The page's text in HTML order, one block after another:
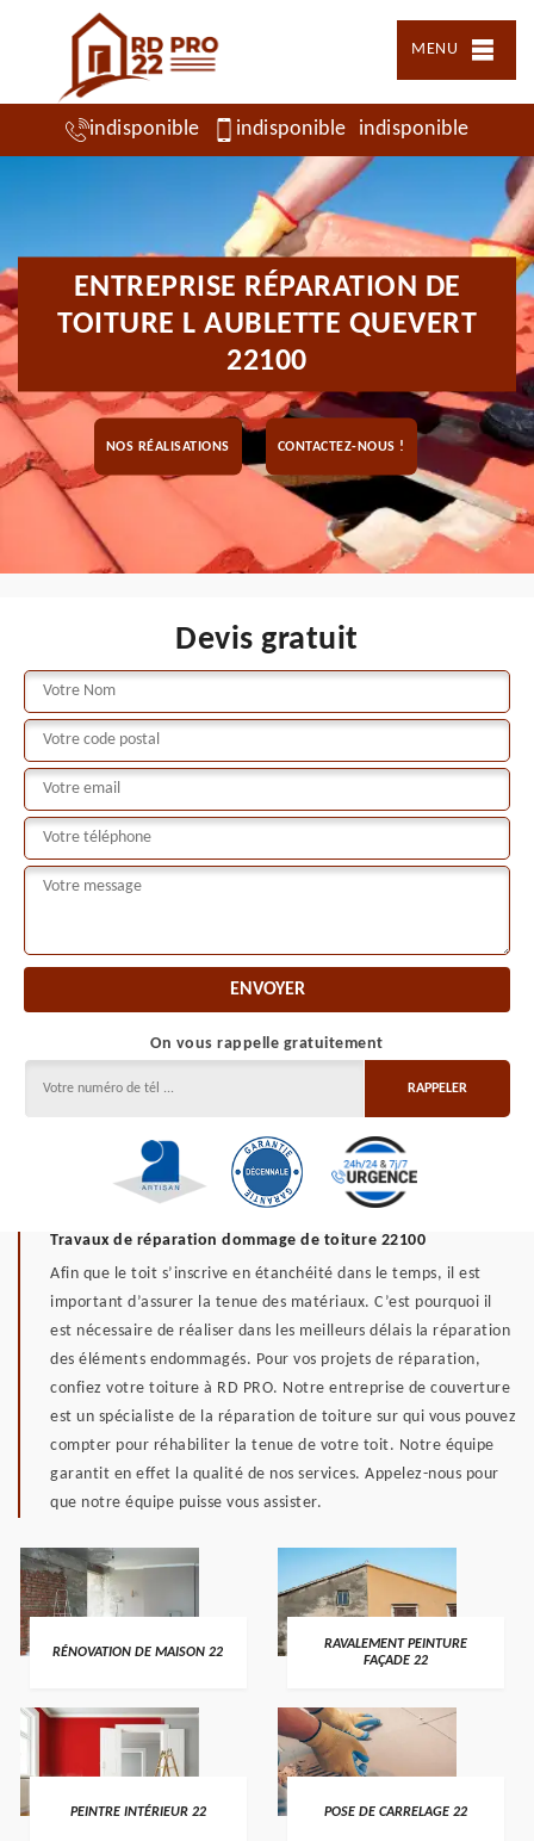
MENU
indisponible indisponible indisponible
ENTREPRISE RÉPARATION DE
TOITURE L AUBLETTE QUEVERT
22100
NOS RÉALISATIONS CONTACTEZ-NOUS !
Devis gratuit
On vous rappelle gratuitement
Travaux de réparation dommage de toiture 22100
Afin que le toit s’inscrive en étanchéité dans le temps, il est
important d’assurer la tenue des matériaux. C’est pourquoi il
est nécessaire de réaliser dans les meilleurs délais la réparation
des éléments endommagés. Pour vos projets de réparation,
confiez votre toiture à RD PRO. Notre entreprise de couverture
est un spécialiste de la réparation de toiture sur qui vous pouvez
compter pour réhabiliter la tenue de votre toit. Notre équipe
garantit en effet la qualité de nos services. Appelez-nous pour
que notre équipe puisse vous assister.
RÉNOVATION DE MAISON 22
RAVALEMENT PEINTURE
FAÇADE 22
PEINTRE INTÉRIEUR 22 POSE DE CARRELAGE 22